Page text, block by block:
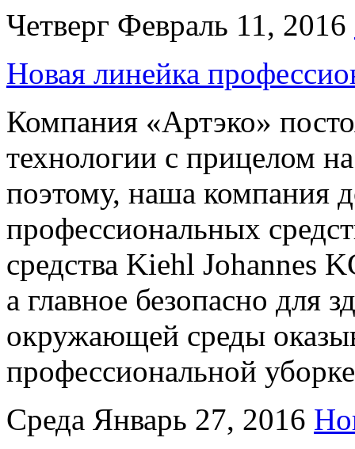
Четверг Февраль 11, 2016
Новая линейка
Компания «Артэко»
технологии с прицелом
поэтому, наша компания
профессиональных
средства Kiehl Johannes
а главное безопасно для
окружающей среды
профессиональной
Среда Январь 27, 2016